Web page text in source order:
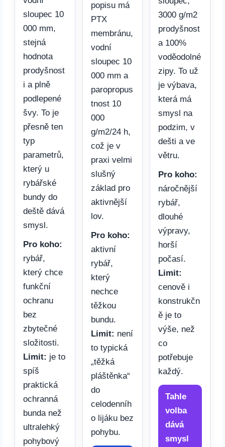
sloupec 10
000 mm,
stejná
hodnota
prodyšnost
i a plně
podlepené
švy. To je
přesně ten
typ
parametrů,
který u
rybářské
bundy do
deště dává
smysl.
Pro koho:
rybář,
který chce
funkční
ochranu
bez
zbytečné
složitosti.
Limit: je to
spíš
praktická
ochranná
bunda než
ultralehký
pohybový
popisu má
PTX
membránu,
vodní
sloupec 10
000 mm a
paropropus
tnost 10
000
g/m2/24 h,
což je v
praxi velmi
slušný
základ pro
aktivnější
lov.
Pro koho:
aktivní
rybář,
který
nechce
těžkou
bundu.
Limit: není
to typická
„těžká
pláštěnka“
do
celodenníh
o lijáku bez
pohybu.
3000 g/m2
prodyšnost
a 100%
voděodolné
zipy. To už
je výbava,
která má
smysl na
podzim, v
dešti a ve
větru.
Pro koho:
náročnější
rybář,
dlouhé
výpravy,
horší
počasí.
Limit:
cenově i
konstrukčn
ě je to
výše, než
co
potřebuje
každý.
Tahle
volba
dává
smysl